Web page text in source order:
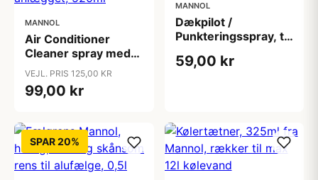
MANNOL
Air Conditioner
Cleaner spray med
slange - Desinficerer
klima-anlægget,
520ml
VEJL. PRIS 125,00 KR
99,00 kr
MANNOL
Dækpilot /
Punkteringsspray, til
Mannol
59,00 kr
SPAR 20%